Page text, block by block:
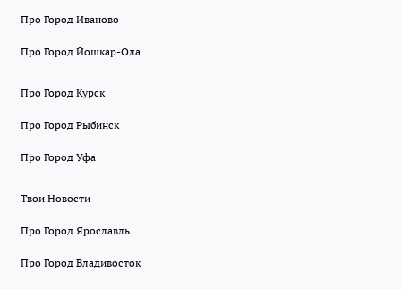
Про Город Иваново
Про Город Йошкар-Ола
Про Город Курск
Про Город Рыбинск
Про Город Уфа
Твои Новости
Про Город Ярославль
Про Город Владивосток